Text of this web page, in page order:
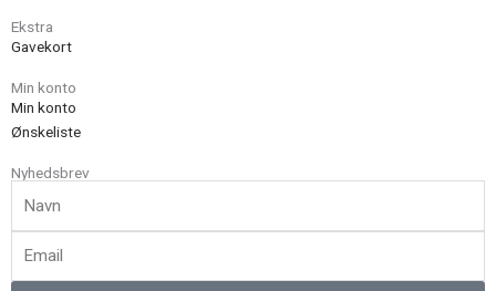
Ekstra
Gavekort
Min konto
Min konto
Ønskeliste
Nyhedsbrev